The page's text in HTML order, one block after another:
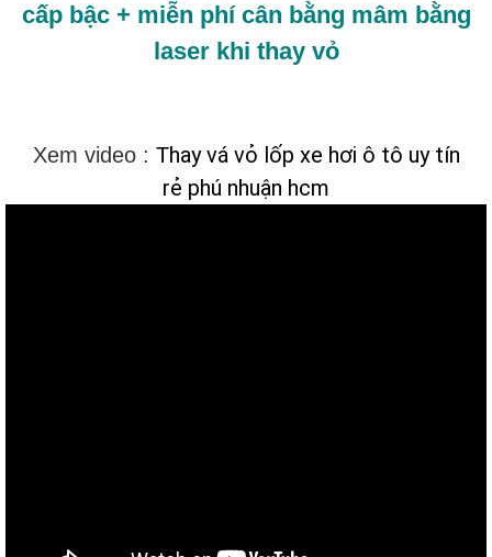
cấp bậc + miễn phí cân bằng mâm bằng
laser khi thay vỏ
Xem video : Thay vá vỏ lốp xe hơi ô tô uy tín
rẻ phú nhuận hcm